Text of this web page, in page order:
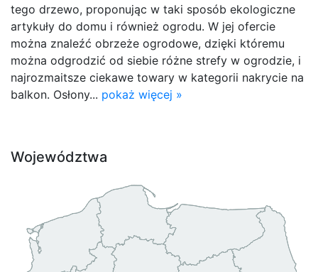
tego drzewo, proponując w taki sposób ekologiczne
artykuły do domu i również ogrodu. W jej ofercie
można znaleźć obrzeże ogrodowe, dzięki któremu
można odgrodzić od siebie różne strefy w ogrodzie, i
najrozmaitsze ciekawe towary w kategorii nakrycie na
balkon. Osłony... pokaż więcej »
Województwa